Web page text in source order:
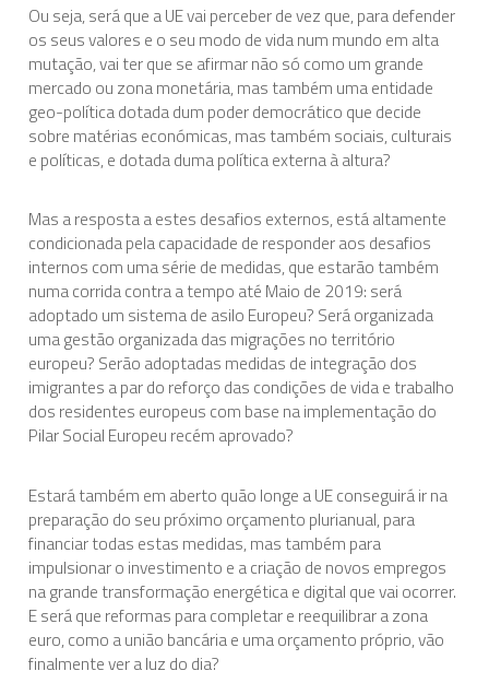
Ou seja, será que a UE vai perceber de vez que, para defender
os seus valores e o seu modo de vida num mundo em alta
mutação, vai ter que se afirmar não só como um grande
mercado ou zona monetária, mas também uma entidade
geo-política dotada dum poder democrático que decide
sobre matérias económicas, mas também sociais, culturais
e políticas, e dotada duma política externa à altura?
Mas a resposta a estes desafios externos, está altamente
condicionada pela capacidade de responder aos desafios
internos com uma série de medidas, que estarão também
numa corrida contra a tempo até Maio de 2019: será
adoptado um sistema de asilo Europeu? Será organizada
uma gestão organizada das migrações no território
europeu? Serão adoptadas medidas de integração dos
imigrantes a par do reforço das condições de vida e trabalho
dos residentes europeus com base na implementação do
Pilar Social Europeu recém aprovado?
Estará também em aberto quão longe a UE conseguirá ir na
preparação do seu próximo orçamento plurianual, para
financiar todas estas medidas, mas também para
impulsionar o investimento e a criação de novos empregos
na grande transformação energética e digital que vai ocorrer.
E será que reformas para completar e reequilibrar a zona
euro, como a união bancária e uma orçamento próprio, vão
finalmente ver a luz do dia?